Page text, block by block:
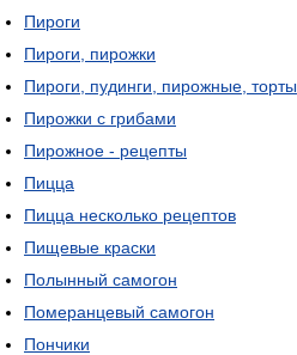
Пироги
Пироги, пирожки
Пироги, пудинги, пирожные, торты
Пирожки с грибами
Пирожное - рецепты
Пицца
Пицца несколько рецептов
Пищевые краски
Полынный самогон
Померанцевый самогон
Пончики